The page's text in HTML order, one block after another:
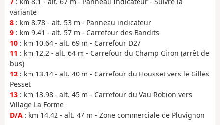
variante
8 : km 8.78 - alt. 53 m - Panneau indicateur
9 : km 9.41 - alt. 57 m - Carrefour des Bandits
10 : km 10.64 - alt. 69 m - Carrefour D27
11 : km 12.2 - alt. 64 m - Carrefour du Champ Giron (arrêt de
bus)
12 : km 13.14 - alt. 40 m - Carrefour du Housset vers le Gilles
Pesset
13 : km 13.98 - alt. 45 m - Carrefour du Vau Robion vers
Village La Forme
D/A : km 14.42 - alt. 47 m - Zone commerciale de Pluvignon